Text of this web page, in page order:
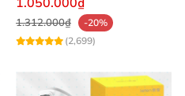
1.312.000₫
-20%
(2,699)